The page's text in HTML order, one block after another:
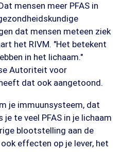
mensen meer PFAS in
dat mensen meteen ziek
het RIVM. "Het betekent
in het lichaam."
Autoriteit voor
dat ook aangetoond.
je immuunsysteem, dat
te veel PFAS in je lichaam
blootstelling aan de
effecten op je lever, het